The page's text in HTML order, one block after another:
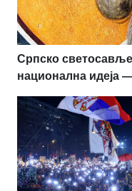
Српско светосавље
национална идеја